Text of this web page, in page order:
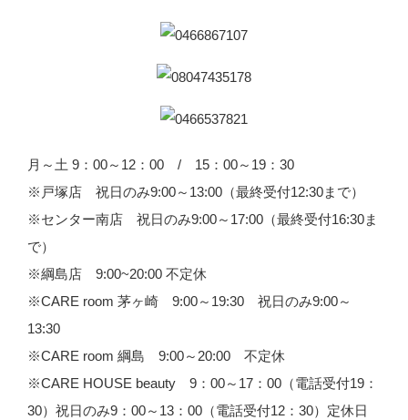
月～土 9：00～12：00 / 15：00～19：30
※戸塚店 祝日のみ9:00～13:00（最終受付12:30まで）
※センター南店 祝日のみ9:00～17:00（最終受付16:30ま
で）
※綱島店 9:00~20:00 不定休
※CARE room 茅ヶ崎 9:00～19:30 祝日のみ9:00～
13:30
※CARE room 綱島 9:00～20:00 不定休
※CARE HOUSE beauty 9：00～17：00（電話受付19：
30）祝日のみ9：00～13：00（電話受付12：30）定休日